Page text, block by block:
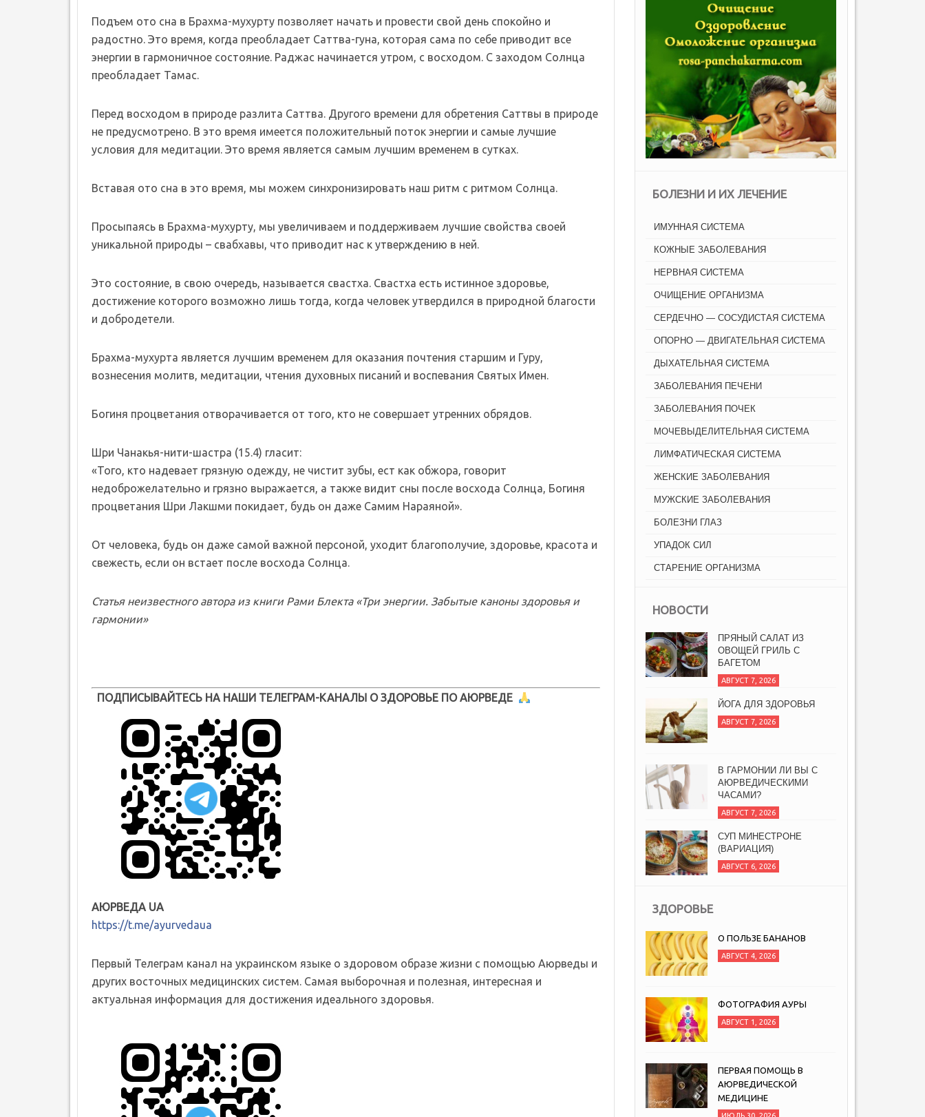
Подъем ото сна в Брахма-мухурту позволяет начать и провести свой день спокойно и
радостно. Это время, когда преобладает Саттва-гуна, которая сама по себе приводит все
энергии в гармоничное состояние. Раджас начинается утром, с восходом. С заходом Солнца
преобладает Тамас.
Перед восходом в природе разлита Саттва. Другого времени для обретения Саттвы в природе
не предусмотрено. В это время имеется положительный поток энергии и самые лучшие
условия для медитации. Это время является самым лучшим временем в сутках.
Вставая ото сна в это время, мы можем синхронизировать наш ритм с ритмом Солнца.
Просыпаясь в Брахма-мухурту, мы увеличиваем и поддерживаем лучшие свойства своей
уникальной природы – свабхавы, что приводит нас к утверждению в ней.
Это состояние, в свою очередь, называется свастха. Свастха есть истинное здоровье,
достижение которого возможно лишь тогда, когда человек утвердился в природной благости
и добродетели.
Брахма-мухурта является лучшим временем для оказания почтения старшим и Гуру,
вознесения молитв, медитации, чтения духовных писаний и воспевания Святых Имен.
Богиня процветания отворачивается от того, кто не совершает утренних обрядов.
Шри Чанакья-нити-шастра (15.4) гласит:
«Того, кто надевает грязную одежду, не чистит зубы, ест как обжора, говорит
недоброжелательно и грязно выражается, а также видит сны после восхода Солнца, Богиня
процветания Шри Лакшми покидает, будь он даже Самим Нараяной».
От человека, будь он даже самой важной персоной, уходит благополучие, здоровье, красота и
свежесть, если он встает после восхода Солнца.
Статья неизвестного автора из книги Рами Блекта «Три энергии. Забытые каноны здоровья и
гармонии»
ПОДПИСЫВАЙТЕСЬ НА НАШИ ТЕЛЕГРАМ-КАНАЛЫ О ЗДОРОВЬЕ ПО АЮРВЕДЕ
АЮРВЕДА UA
https://t.me/ayurvedaua
Первый Телеграм канал на украинском языке о здоровом образе жизни с помощью Аюрведы и
других восточных медицинских систем. Самая выборочная и полезная, интересная и
актуальная информация для достижения идеального здоровья.
БОЛЕЗНИ И ИХ ЛЕЧЕНИЕ
ИМУННАЯ СИСТЕМА
КОЖНЫЕ ЗАБОЛЕВАНИЯ
НЕРВНАЯ СИСТЕМА
ОЧИЩЕНИЕ ОРГАНИЗМА
СЕРДЕЧНО — СОСУДИСТАЯ СИСТЕМА
ОПОРНО — ДВИГАТЕЛЬНАЯ СИСТЕМА
ДЫХАТЕЛЬНАЯ СИСТЕМА
ЗАБОЛЕВАНИЯ ПЕЧЕНИ
ЗАБОЛЕВАНИЯ ПОЧЕК
МОЧЕВЫДЕЛИТЕЛЬНАЯ СИСТЕМА
ЛИМФАТИЧЕСКАЯ СИСТЕМА
ЖЕНСКИЕ ЗАБОЛЕВАНИЯ
МУЖСКИЕ ЗАБОЛЕВАНИЯ
БОЛЕЗНИ ГЛАЗ
УПАДОК СИЛ
СТАРЕНИЕ ОРГАНИЗМА
НОВОСТИ
ПРЯНЫЙ САЛАТ ИЗ
ОВОЩЕЙ ГРИЛЬ С
БАГЕТОМ
АВГУСТ 7, 2026
ЙОГА ДЛЯ ЗДОРОВЬЯ
АВГУСТ 7, 2026
В ГАРМОНИИ ЛИ ВЫ С
АЮРВЕДИЧЕСКИМИ
ЧАСАМИ?
АВГУСТ 7, 2026
СУП МИНЕСТРОНЕ
(ВАРИАЦИЯ)
АВГУСТ 6, 2026
ЗДОРОВЬЕ
О ПОЛЬЗЕ БАНАНОВ
АВГУСТ 4, 2026
ФОТОГРАФИЯ АУРЫ
АВГУСТ 1, 2026
ПЕРВАЯ ПОМОЩЬ В
АЮРВЕДИЧЕСКОЙ
МЕДИЦИНЕ